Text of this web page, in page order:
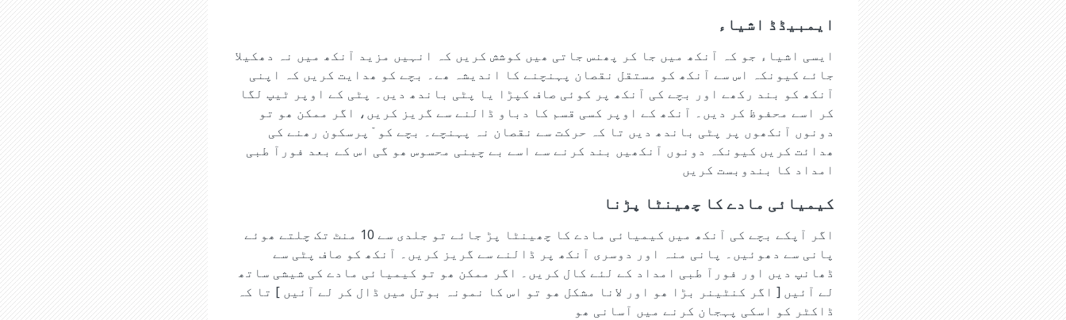
ایمبیڈڈ اشیاء
ایسی اشیاء جو کہ آنکھ میں جا کر پھنس جاتی ھیں کوشش کریں کہ انہیں مزید آنکھ میں نہ دھکیلا
جائے کیونکہ اس سے آنکھ کو مستقل نقصان پہنچنے کا اندیشہ ھے۔ بچے کو ھدایت کریں کہ اپنی
آنکھ کو بند رکھے اور بچے کی آنکھ پر کوئی صاف کپڑا یا پٹی باندھ دیں۔ پٹی کے اوپر ٹیپ لگا
کر اسے محفوظ کر دیں۔ آنکھ کے اوپر کسی قسم کا دباو ڈالنے سے گریز کریں، اگر ممکن ھو تو
دونوں آنکھوں پر پٹی باندھ دیں تا کہ حرکت سے نقصان نہ پہنچے۔ بچے کو ّپرسکون رھنے کی
ھدائت کریں کیونکہ دونوں آنکھیں بند کرنے سے اسے بے چینی محسوس ھو گی اس کے بعد فورآ طبی
امداد کا بندوبست کریں
کیمیائی مادے کا چھینٹا پڑنا
اگر آپکے بچے کی آنکھ میں کیمیائی مادے کا چھینٹا پڑ جائے تو جلدی سے 10 منٹ تک چلتے ھوئے
پانی سے دھوئیں۔ پانی منہ اور دوسری آنکھ پر ڈالنے سے گریز کریں۔ آنکھ کو صاف پٹی سے
ڈھانپ دیں اور فورآ طبی امداد کے لئے کال کریں۔ اگر ممکن ھو تو کیمیائی مادے کی شیشی ساتھ
لے آئیں [ اگر کنٹینر بڑا ھو اور لانا مشکل ھو تو اس کا نمونہ بوتل میں ڈال کر لے آئیں ] تا کہ
ڈاکٹر کو اسکی پہجان کرنے میں آسانی ھو